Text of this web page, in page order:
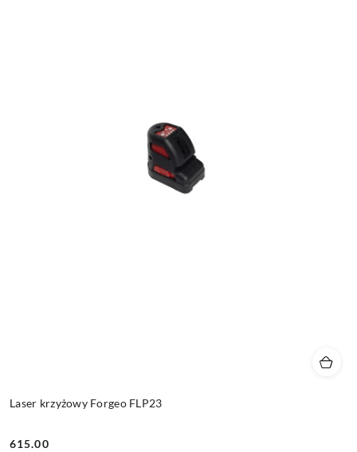
Laser krzyżowy Forgeo FLP23
615.00